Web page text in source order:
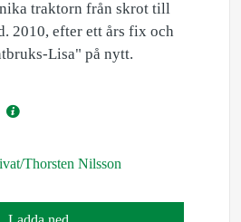
traktorn från skrot till
2010, efter ett års fix och
Lisa" på nytt.
Thorsten Nilsson